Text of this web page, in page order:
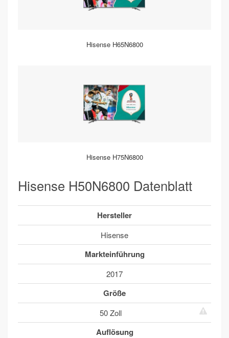
Hisense H65N6800
Hisense H75N6800
Hisense H50N6800 Datenblatt
Hersteller
Hisense
Markteinführung
2017
Größe
50 Zoll
Auflösung